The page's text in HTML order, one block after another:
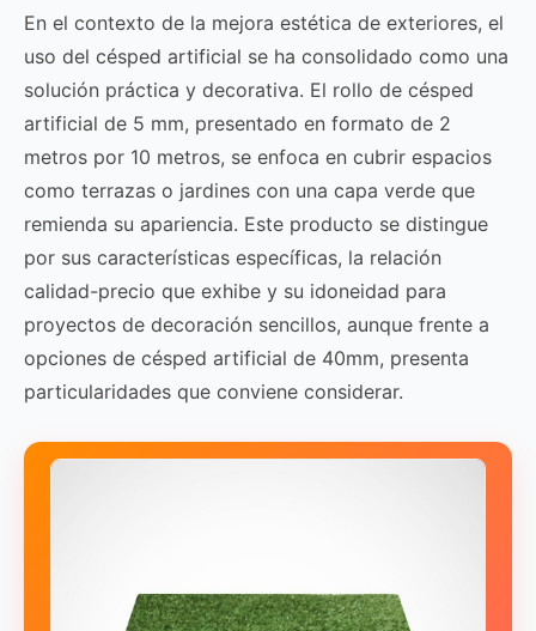
En el contexto de la mejora estética de exteriores, el
uso del césped artificial se ha consolidado como una
solución práctica y decorativa. El rollo de césped
artificial de 5 mm, presentado en formato de 2
metros por 10 metros, se enfoca en cubrir espacios
como terrazas o jardines con una capa verde que
remienda su apariencia. Este producto se distingue
por sus características específicas, la relación
calidad-precio que exhibe y su idoneidad para
proyectos de decoración sencillos, aunque frente a
opciones de césped artificial de 40mm, presenta
particularidades que conviene considerar.